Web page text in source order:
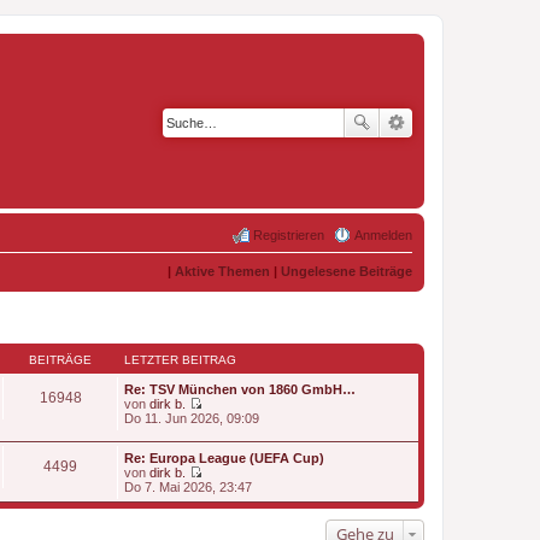
Anmelden
Registrieren
| Aktive Themen | Ungelesene Beiträge
BEITRÄGE LETZTER BEITRAG
16948
Re: TSV München von 1860 GmbH…
von dirk b.
N
u
e
t
e
Do 11. Jun 2026, 09:09
4499
Re: Europa League (UEFA Cup)
von dirk b.
N
e
u
Do 7. Mai 2026, 23:47
Gehe zu